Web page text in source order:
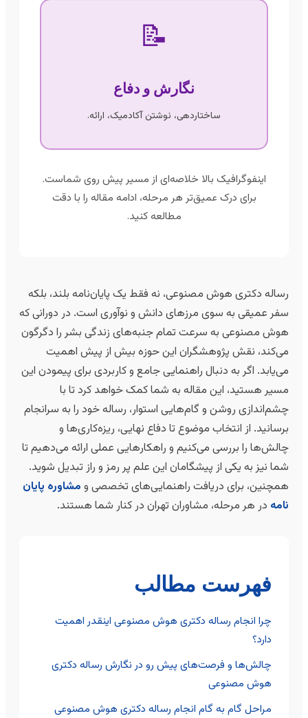
📝
نگارش و دفاع
ساختاردهی، نوشتن آکادمیک، ارائه.
اینفوگرافیک بالا خلاصه‌ای از مسیر پیش روی شماست.
برای درک عمیق‌تر هر مرحله، ادامه مقاله را با دقت
مطالعه کنید.
دکتری هوش مصنوعی، نه فقط یک پایان‌نامه بلند، بلکه
عمیقی به سوی مرزهای دانش و نوآوری است. در دورانی که
مصنوعی به سرعت تمام جنبه‌های زندگی بشر را دگرگون
نقش پژوهشگران این حوزه بیش از پیش اهمیت
اگر به دنبال راهنمایی جامع و کاربردی برای پیمودن این
هستید، این مقاله به شما کمک خواهد کرد تا با
روشن و گام‌هایی استوار، رساله خود را به سرانجام
از انتخاب موضوع تا دفاع نهایی، ریزه‌کاری‌ها و
را بررسی می‌کنیم و راهکارهایی عملی ارائه می‌دهیم تا
نیز به یکی از پیشگامان این علم پر رمز و راز تبدیل شوید.
برای دریافت راهنمایی‌های تخصصی ومشاوره پایان
در هر مرحله، مشاوران تهران در کنار شما هستند.
فهرست مطالب
چرا انجام رساله دکتری هوش مصنوعی اینقدر اهمیت
چالش‌ها و فرصت‌های پیش رو در نگارش رساله دکتری
هوش مصنوعی
مراحل گام به گام انجام رساله دکتری هوش مصنوعی